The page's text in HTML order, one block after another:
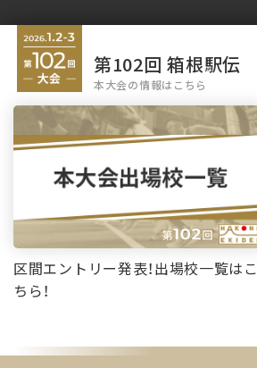
第102回 箱根駅伝
本大会の情報はこちら
区間エントリー発表！出場校一覧はこ
ちら！